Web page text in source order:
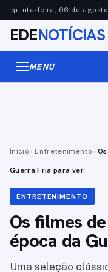
quinta-feira, 06 de
EDENOTÍCIAS
MENU
Início › Entretenimento ›
Guerra Fria para ver
ENTRETENIMENTO
Os filmes
época da
Uma seleção